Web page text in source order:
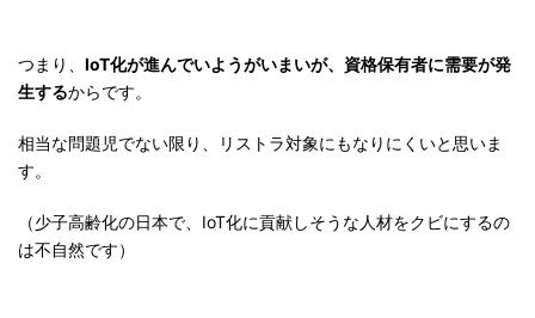
つまり、 IoT化が進んでいようがいまいが、資格保有者に需要が発
生するからです。
相当な問題児でない限り、リストラ対象にもなりにくいと思いま
す。
（少子高齢化の日本で、IoT化に貢献しそうな人材をクビにするの
は不自然です）